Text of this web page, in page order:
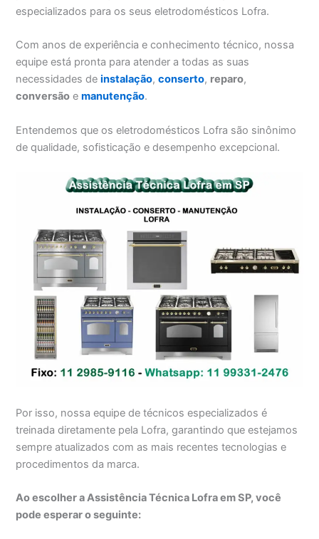
especializados para os seus eletrodomésticos Lofra.
Com anos de experiência e conhecimento técnico, nossa
equipe está pronta para atender a todas as suas
necessidades deinstalação,conserto, reparo,
conversão emanutenção.
Entendemos que os eletrodomésticos Lofra são sinônimo
de qualidade, sofisticação e desempenho excepcional.
Por isso, nossa equipe de técnicos especializados é
treinada diretamente pela Lofra, garantindo que estejamos
sempre atualizados com as mais recentes tecnologias e
procedimentos da marca.
Ao escolher a Assistência Técnica Lofra em SP, você
pode esperar o seguinte: